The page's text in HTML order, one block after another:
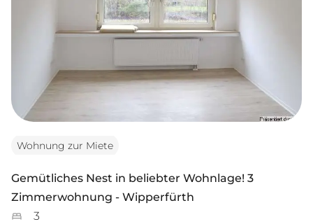
Wohnung zur Miete
Gemütliches Nest in beliebter Wohnlage! 3
Zimmerwohnung - Wipperfürth
3